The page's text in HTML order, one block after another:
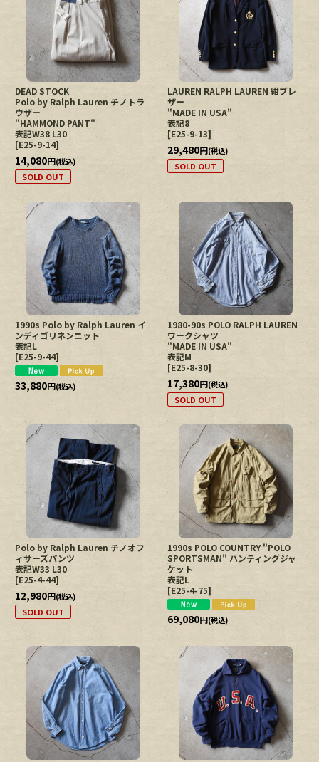
DEAD STOCK
Polo by Ralph Lauren チノトラ
ウザー
"HAMMOND PANT"
表記W38 L30
[E25-9-14]
14,080円(税込)
SOLD OUT
LAUREN RALPH LAUREN 紺ブレ
ザー
"MADE IN USA"
表記8
[E25-9-13]
29,480円(税込)
SOLD OUT
1990s Polo by Ralph Lauren イ
ンディゴリネンニット
表記L
[E25-9-44]
33,880円(税込)
1980-90s POLO RALPH LAUREN
ワークシャツ
"MADE IN USA"
表記M
[E25-8-30]
17,380円(税込)
SOLD OUT
Polo by Ralph Lauren チノオフ
ィサーズパンツ
表記W33 L30
[E25-4-44]
12,980円(税込)
SOLD OUT
1990s POLO COUNTRY "POLO
SPORTSMAN" ハンティングジャ
ケット
表記L
[E25-4-75]
69,080円(税込)